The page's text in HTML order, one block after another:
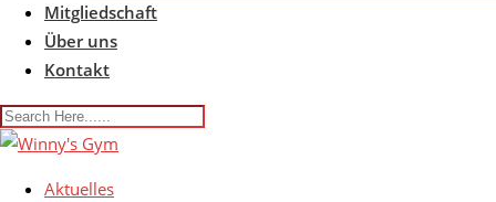
Mitgliedschaft
Über uns
Kontakt
Aktuelles